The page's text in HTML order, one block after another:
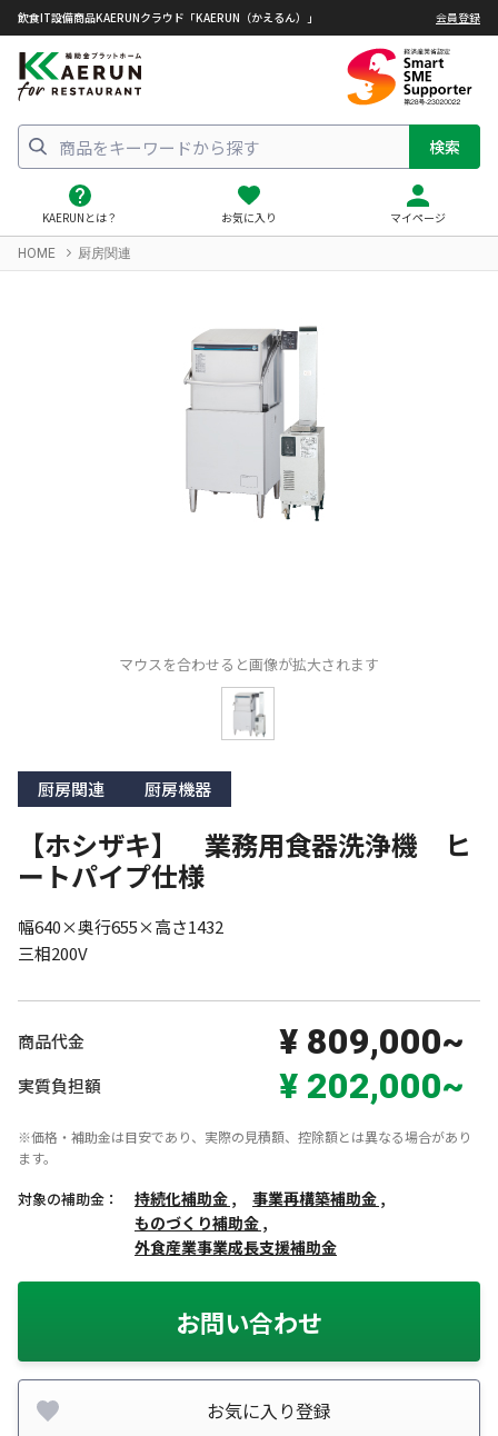
飲食IT設備商品KAERUNクラウド「KAERUN（かえるん）」 会員登録
検索
KAERUNとは？ お気に入り マイページ
HOME 厨房関連
マウスを合わせると画像が拡大されます
厨房関連 厨房機器
【ホシザキ】 業務用食器洗浄機 ヒ
ートパイプ仕様
幅640×奥行655×高さ1432
三相200V
商品代金 ¥ 809,000~
実質負担額 ¥ 202,000~
※価格・補助金は目安であり、実際の見積額、控除額とは異なる場合があり
ます。
対象の補助金： 持続化補助金 ,
事業再構築補助金 ,
ものづくり補助金 ,
外食産業事業成長支援補助金
お問い合わせ
お気に入り登録